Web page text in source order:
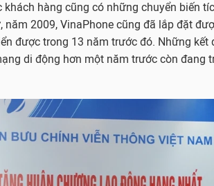
khách hàng cũng có những chuyển biến
năm 2009, VinaPhone cũng đã lắp đặt
được trong 13 năm trước đó. Những kết
di động hơn một năm trước còn đang